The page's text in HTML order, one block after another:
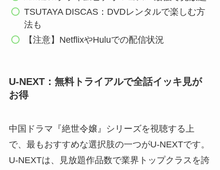
TSUTAYA DISCAS：DVDレンタルで楽しむ方
法も
【注意】NetflixやHuluでの配信状況
U-NEXT：無料トライアルで全話イッキ見が
お得
中国ドラマ『絶世令嬢』シリーズを視聴する上
で、最もおすすめな選択肢の一つがU-NEXTです。
U-NEXTは、見放題作品数で業界トップクラスを誇